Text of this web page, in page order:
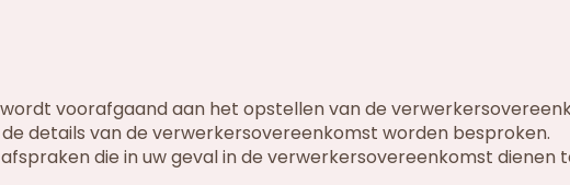
voorafgaand aan het opstellen van de
details van de verwerkersovereenkomst worden besproken.
die in uw geval in de verwerkersovereenkomst dienen